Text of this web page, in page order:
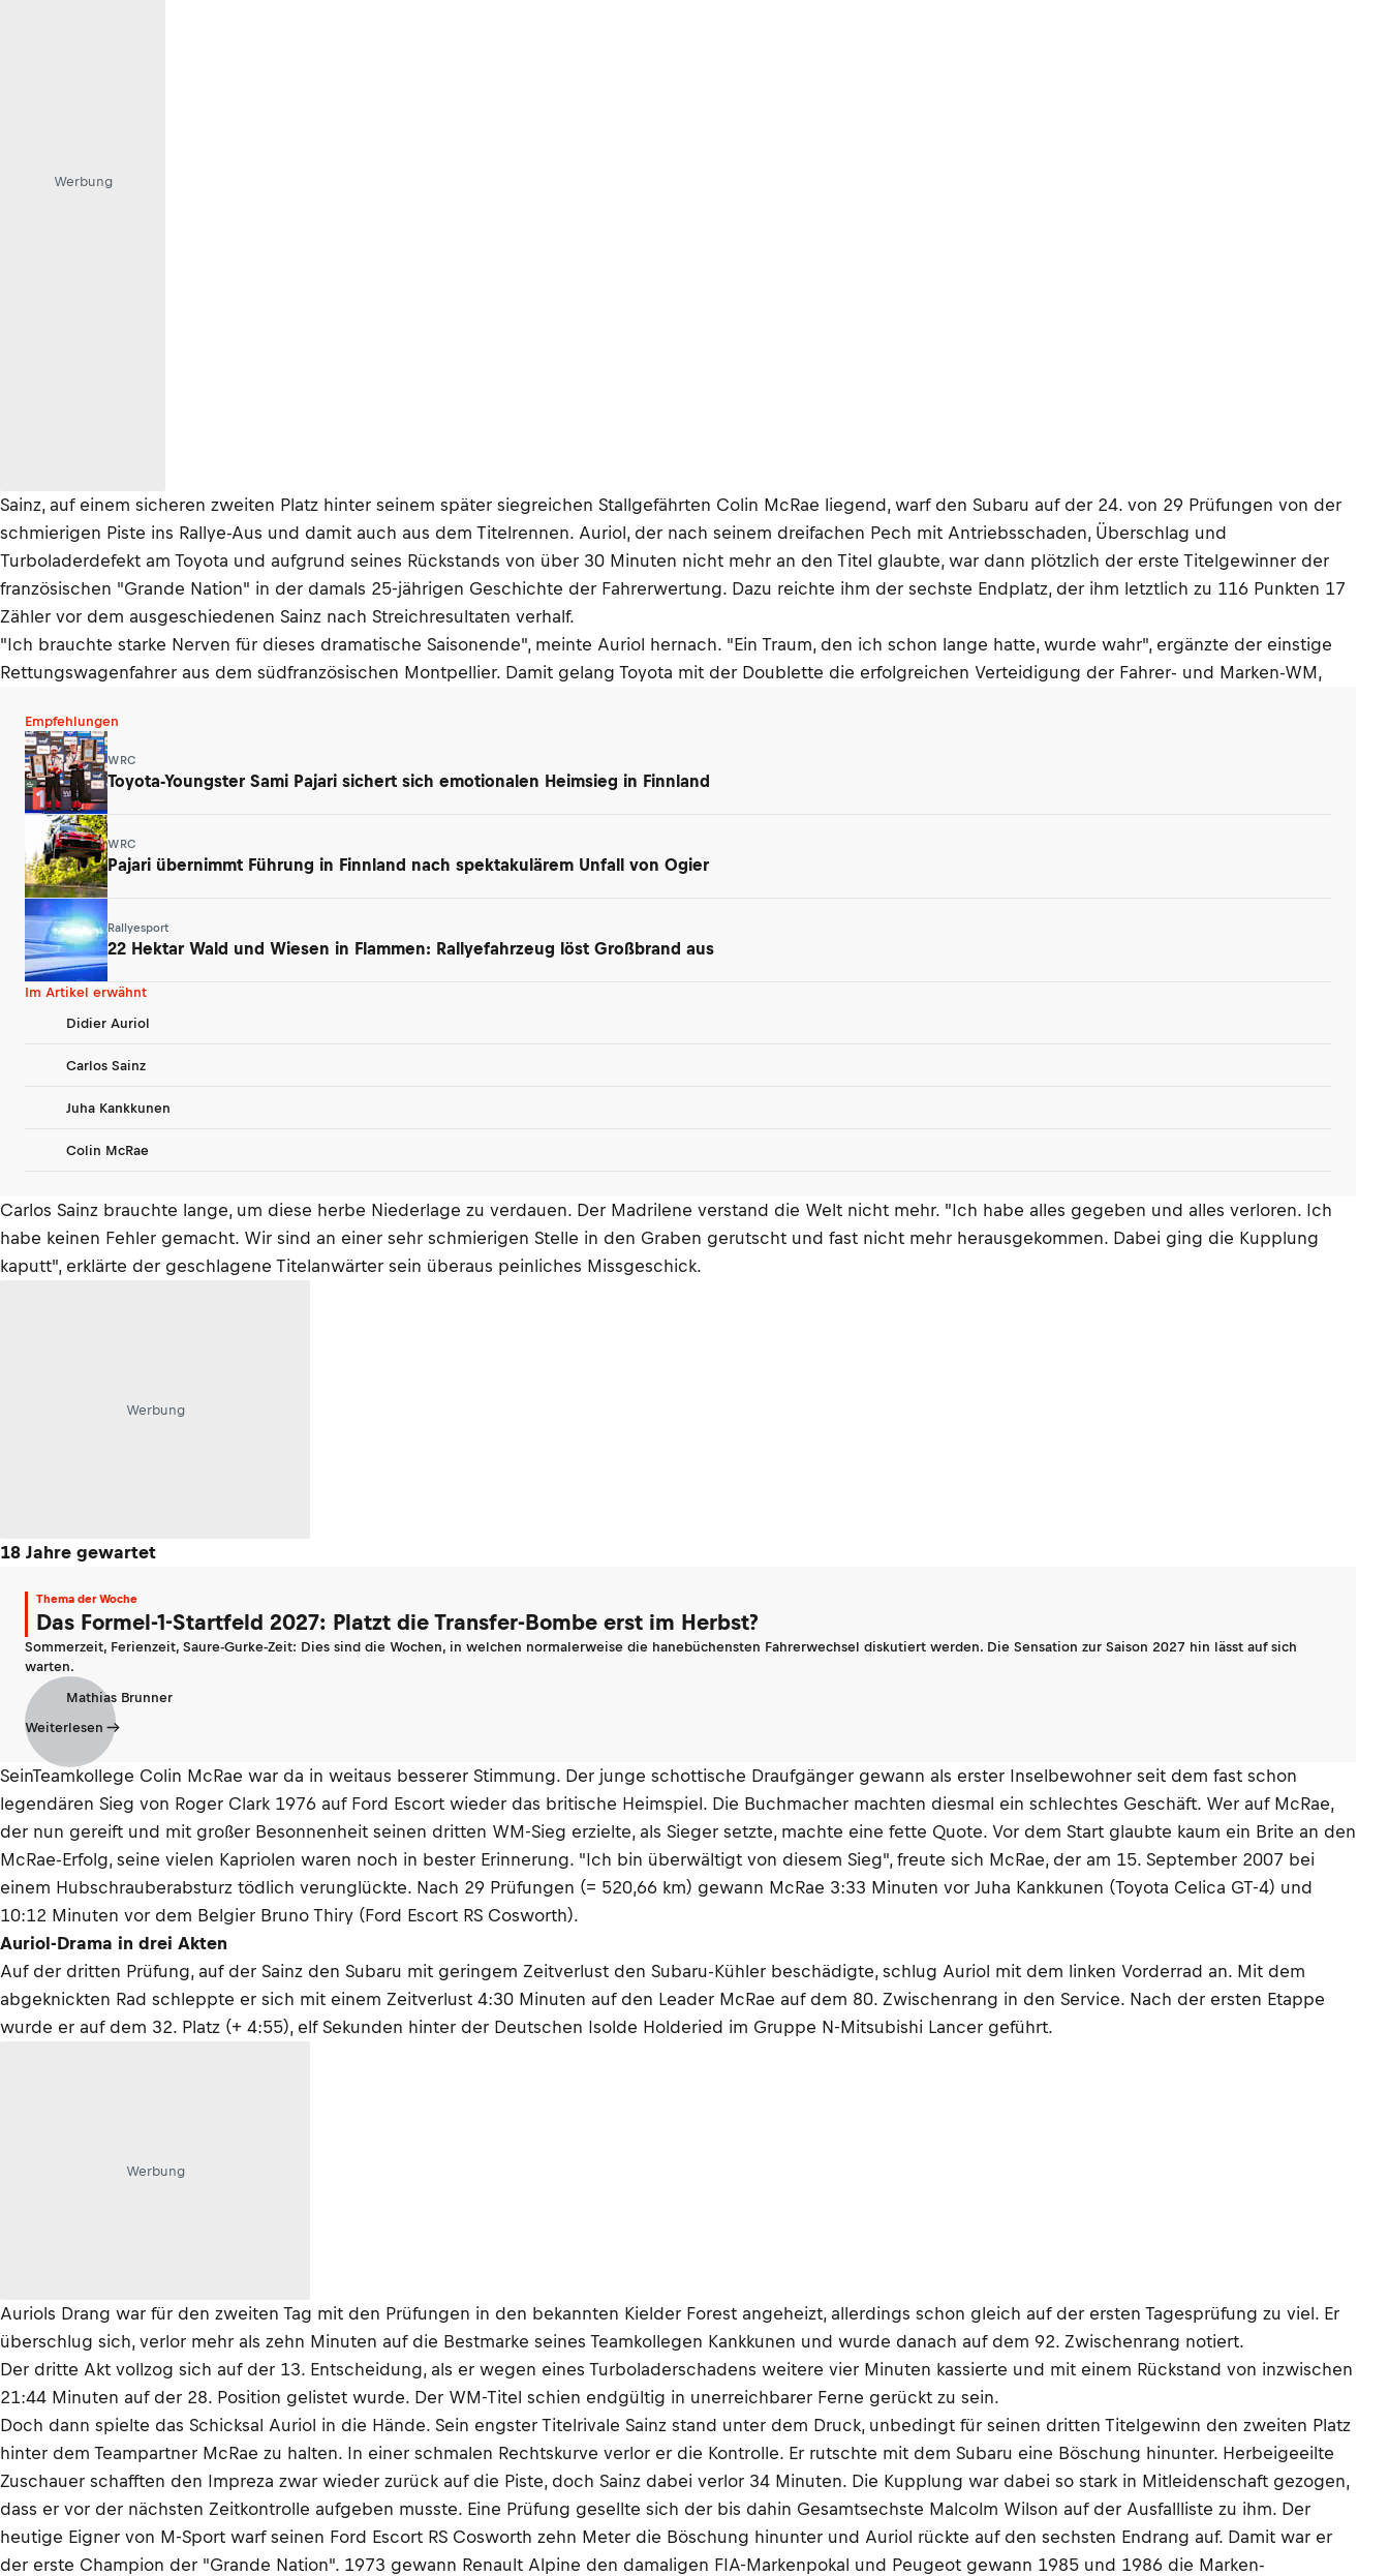
Werbung
Sainz, auf einem sicheren zweiten Platz hinter seinem später siegreichen Stallgefährten Colin McRae liegend, warf den Subaru auf der 24. von 29 Prüfungen von der
schmierigen Piste ins Rallye-Aus und damit auch aus dem Titelrennen. Auriol, der nach seinem dreifachen Pech mit Antriebsschaden, Überschlag und
Turboladerdefekt am Toyota und aufgrund seines Rückstands von über 30 Minuten nicht mehr an den Titel glaubte, war dann plötzlich der erste Titelgewinner der
französischen "Grande Nation" in der damals 25-jährigen Geschichte der Fahrerwertung. Dazu reichte ihm der sechste Endplatz, der ihm letztlich zu 116 Punkten 17
Zähler vor dem ausgeschiedenen Sainz nach Streichresultaten verhalf.
"Ich brauchte starke Nerven für dieses dramatische Saisonende", meinte Auriol hernach. "Ein Traum, den ich schon lange hatte, wurde wahr", ergänzte der einstige
Rettungswagenfahrer aus dem südfranzösischen Montpellier. Damit gelang Toyota mit der Doublette die erfolgreichen Verteidigung der Fahrer- und Marken-WM,
Empfehlungen
WRC
Toyota-Youngster Sami Pajari sichert sich emotionalen Heimsieg in Finnland
WRC
Pajari übernimmt Führung in Finnland nach spektakulärem Unfall von Ogier
Rallyesport
22 Hektar Wald und Wiesen in Flammen: Rallyefahrzeug löst Großbrand aus
Im Artikel erwähnt
Didier Auriol
Carlos Sainz
Juha Kankkunen
Colin McRae
Carlos Sainz brauchte lange, um diese herbe Niederlage zu verdauen. Der Madrilene verstand die Welt nicht mehr. "Ich habe alles gegeben und alles verloren. Ich
habe keinen Fehler gemacht. Wir sind an einer sehr schmierigen Stelle in den Graben gerutscht und fast nicht mehr herausgekommen. Dabei ging die Kupplung
kaputt", erklärte der geschlagene Titelanwärter sein überaus peinliches Missgeschick.
Werbung
18 Jahre gewartet
Thema der Woche
Das Formel-1-Startfeld 2027: Platzt die Transfer-Bombe erst im Herbst?
Sommerzeit, Ferienzeit, Saure-Gurke-Zeit: Dies sind die Wochen, in welchen normalerweise die hanebüchensten Fahrerwechsel diskutiert werden. Die Sensation zur Saison 2027 hin lässt auf sich
warten.
Mathias Brunner
Weiterlesen
SeinTeamkollege Colin McRae war da in weitaus besserer Stimmung. Der junge schottische Draufgänger gewann als erster Inselbewohner seit dem fast schon
legendären Sieg von Roger Clark 1976 auf Ford Escort wieder das britische Heimspiel. Die Buchmacher machten diesmal ein schlechtes Geschäft. Wer auf McRae,
der nun gereift und mit großer Besonnenheit seinen dritten WM-Sieg erzielte, als Sieger setzte, machte eine fette Quote. Vor dem Start glaubte kaum ein Brite an den
McRae-Erfolg, seine vielen Kapriolen waren noch in bester Erinnerung. "Ich bin überwältigt von diesem Sieg", freute sich McRae, der am 15. September 2007 bei
einem Hubschrauberabsturz tödlich verunglückte. Nach 29 Prüfungen (= 520,66 km) gewann McRae 3:33 Minuten vor Juha Kankkunen (Toyota Celica GT-4) und
10:12 Minuten vor dem Belgier Bruno Thiry (Ford Escort RS Cosworth).
Auriol-Drama in drei Akten
Auf der dritten Prüfung, auf der Sainz den Subaru mit geringem Zeitverlust den Subaru-Kühler beschädigte, schlug Auriol mit dem linken Vorderrad an. Mit dem
abgeknickten Rad schleppte er sich mit einem Zeitverlust 4:30 Minuten auf den Leader McRae auf dem 80. Zwischenrang in den Service. Nach der ersten Etappe
wurde er auf dem 32. Platz (+ 4:55), elf Sekunden hinter der Deutschen Isolde Holderied im Gruppe N-Mitsubishi Lancer geführt.
Werbung
Auriols Drang war für den zweiten Tag mit den Prüfungen in den bekannten Kielder Forest angeheizt, allerdings schon gleich auf der ersten Tagesprüfung zu viel. Er
überschlug sich, verlor mehr als zehn Minuten auf die Bestmarke seines Teamkollegen Kankkunen und wurde danach auf dem 92. Zwischenrang notiert.
Der dritte Akt vollzog sich auf der 13. Entscheidung, als er wegen eines Turboladerschadens weitere vier Minuten kassierte und mit einem Rückstand von inzwischen
21:44 Minuten auf der 28. Position gelistet wurde. Der WM-Titel schien endgültig in unerreichbarer Ferne gerückt zu sein.
Doch dann spielte das Schicksal Auriol in die Hände. Sein engster Titelrivale Sainz stand unter dem Druck, unbedingt für seinen dritten Titelgewinn den zweiten Platz
hinter dem Teampartner McRae zu halten. In einer schmalen Rechtskurve verlor er die Kontrolle. Er rutschte mit dem Subaru eine Böschung hinunter. Herbeigeeilte
Zuschauer schafften den Impreza zwar wieder zurück auf die Piste, doch Sainz dabei verlor 34 Minuten. Die Kupplung war dabei so stark in Mitleidenschaft gezogen,
dass er vor der nächsten Zeitkontrolle aufgeben musste. Eine Prüfung gesellte sich der bis dahin Gesamtsechste Malcolm Wilson auf der Ausfallliste zu ihm. Der
heutige Eigner von M-Sport warf seinen Ford Escort RS Cosworth zehn Meter die Böschung hinunter und Auriol rückte auf den sechsten Endrang auf. Damit war er
der erste Champion der "Grande Nation". 1973 gewann Renault Alpine den damaligen FIA-Markenpokal und Peugeot gewann 1985 und 1986 die Marken-